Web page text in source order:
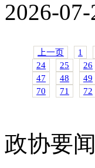
2026-
上一页 1
24
25 26
47
48 49
70
71 72
政协要闻